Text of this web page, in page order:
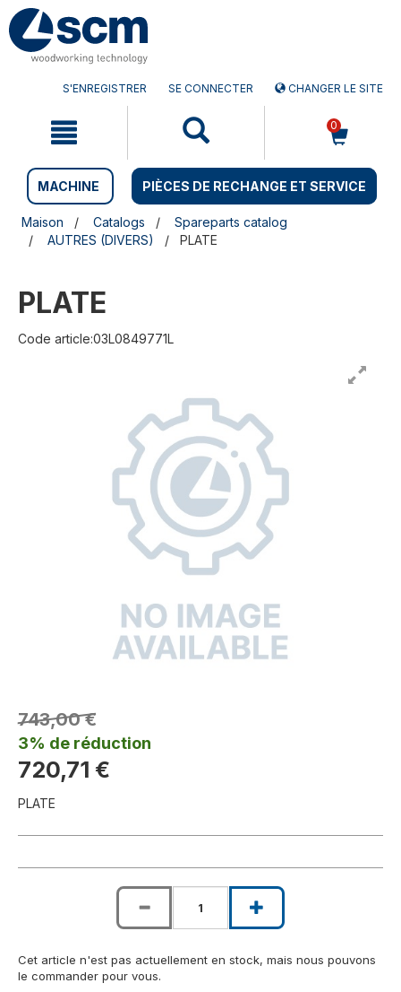
Aller
au
contenu
Menu
sauter
S'ENREGISTRER SE CONNECTER CHANGER LE SITE
0
MACHINE PIÈCES DE RECHANGE ET SERVICE
Maison Catalogs
Spareparts catalog
AUTRES (DIVERS)
PLATE
PLATE
Code article:03L0849771L
743,00 €
3% de réduction
720,71 €
PLATE
Cet article n'est pas actuellement en stock, mais nous pouvons
le commander pour vous.